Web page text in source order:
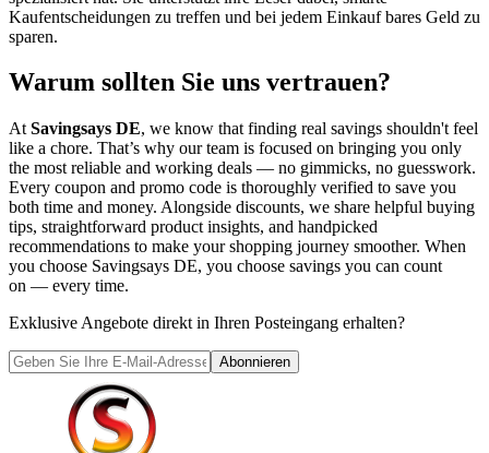
Kaufentscheidungen zu treffen und bei jedem Einkauf bares Geld zu
sparen.
Warum sollten Sie uns vertrauen?
At Savingsays DE, we know that finding real savings shouldn't feel
like a chore. That’s why our team is focused on bringing you only
the most reliable and working deals — no gimmicks, no guesswork.
Every coupon and promo code is thoroughly verified to save you
both time and money. Alongside discounts, we share helpful buying
tips, straightforward product insights, and handpicked
recommendations to make your shopping journey smoother. When
you choose Savingsays DE, you choose savings you can count
on — every time.
Exklusive Angebote direkt in Ihren Posteingang erhalten?
Abonnieren